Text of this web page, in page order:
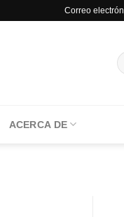
Correo
ACERCA DE